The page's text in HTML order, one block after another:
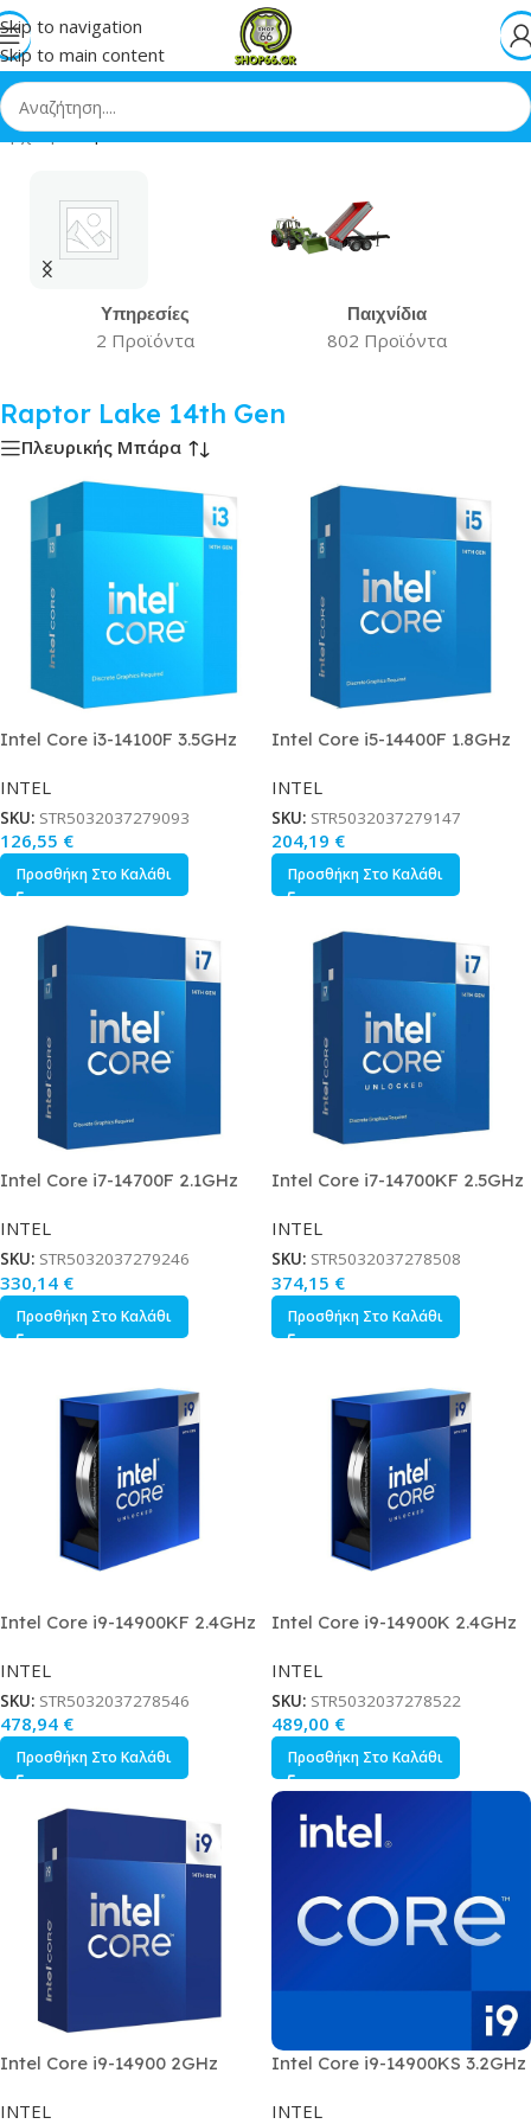
Skip to navigation
Skip to main content
Αρχική»Raptor Lake 14th Gen
Υπηρεσίες
2 Προϊόντα
Παιχνίδια
802 Προϊόντα
Raptor Lake 14th Gen
Πλευρικής Μπάρα
Intel Core i3-14100F 3.5GHz
Socket 1700 σε Κουτί με
Ψύκτρα
INTEL
SKU: STR5032037279093
126,55 €
Προσθήκη Στο Καλάθι
Intel Core i5-14400F 1.8GHz
Socket 1700 σε Κουτί με
Ψύκτρα
INTEL
SKU: STR5032037279147
204,19 €
Προσθήκη Στο Καλάθι
Intel Core i7-14700F 2.1GHz
Socket 1700 σε Κουτί με
Ψύκτρα
INTEL
SKU: STR5032037279246
330,14 €
Προσθήκη Στο Καλάθι
Intel Core i7-14700KF 2.5GHz
Socket 1700 σε Κουτί
INTEL
SKU: STR5032037278508
374,15 €
Προσθήκη Στο Καλάθι
Intel Core i9-14900KF 2.4GHz
Socket 1700 σε Κουτί
INTEL
SKU: STR5032037278546
478,94 €
Προσθήκη Στο Καλάθι
Intel Core i9-14900K 2.4GHz
Socket 1700 σε Κουτί
INTEL
SKU: STR5032037278522
489,00 €
Προσθήκη Στο Καλάθι
Intel Core i9-14900 2GHz
Socket 1700 σε Κουτί με
INTEL
Intel Core i9-14900KS 3.2GHz
Socket 1700 σε Κουτί
INTEL